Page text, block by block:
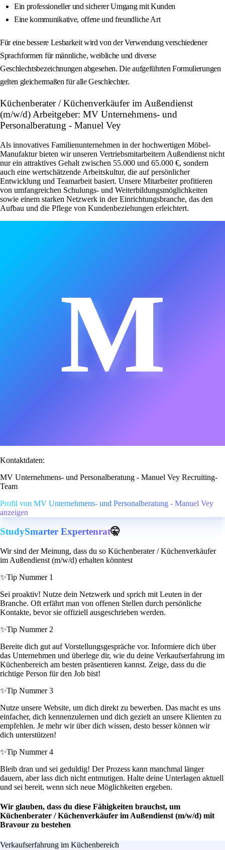
Ein professioneller und sicherer Umgang mit Kunden
Eine kommunikative, offene und freundliche Art
Für eine bessere Lesbarkeit wird von der Verwendung verschiedener
Sprachformen für männliche, weibliche und diverse
Geschlechtsbezeichnungen abgesehen. Die aufgeführten Formulierungen
gelten gleichermaßen für alle Geschlechter.
Küchenberater / Küchenverkäufer im Außendienst
(m/w/d) Arbeitgeber: MV Unternehmens- und
Personalberatung - Manuel Vey
Als innovatives Familienunternehmen in der hochwertigen Möbel-
Manufaktur bieten wir unseren Vertriebsmitarbeitern Außendienst nicht
nur ein attraktives Gehalt zwischen 55.000 und 65.000 €, sondern
auch eine wertschätzende Arbeitskultur, die auf persönlicher
Entwicklung und Teamarbeit basiert. Unsere Mitarbeiter profitieren
von umfangreichen Schulungs- und Weiterbildungsmöglichkeiten
sowie einem starken Netzwerk in der Einrichtungsbranche, das den
Aufbau und die Pflege von Kundenbeziehungen erleichtert.
M
Kontaktdaten:
MV Unternehmens- und Personalberatung - Manuel Vey Recruiting-
Team
Profil von MV Unternehmens- und Personalberatung - Manuel Vey
anzeigen
StudySmarter Expertenrat🤫
Wir sind der Meinung, dass du so Küchenberater / Küchenverkäufer
im Außendienst (m/w/d) erhalten könntest
✨Tip Nummer 1
Sei proaktiv! Nutze dein Netzwerk und sprich mit Leuten in der
Branche. Oft erfährt man von offenen Stellen durch persönliche
Kontakte, bevor sie offiziell ausgeschrieben werden.
✨Tip Nummer 2
Bereite dich gut auf Vorstellungsgespräche vor. Informiere dich über
das Unternehmen und überlege dir, wie du deine Verkaufserfahrung im
Küchenbereich am besten präsentieren kannst. Zeige, dass du die
richtige Person für den Job bist!
✨Tip Nummer 3
Nutze unsere Website, um dich direkt zu bewerben. Das macht es uns
einfacher, dich kennenzulernen und dich gezielt an unsere Klienten zu
empfehlen. Je mehr wir über dich wissen, desto besser können wir
dich unterstützen!
✨Tip Nummer 4
Bleib dran und sei geduldig! Der Prozess kann manchmal länger
dauern, aber lass dich nicht entmutigen. Halte deine Unterlagen aktuell
und sei bereit, wenn sich neue Möglichkeiten ergeben.
Wir glauben, dass du diese Fähigkeiten brauchst, um
Küchenberater / Küchenverkäufer im Außendienst (m/w/d) mit
Bravour zu bestehen
Verkaufserfahrung im Küchenbereich